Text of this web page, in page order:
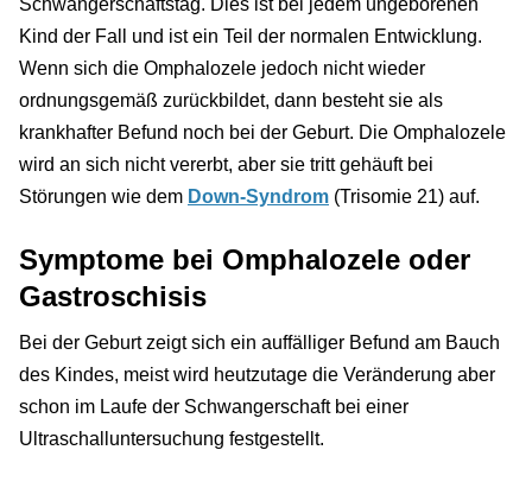
Schwangerschaftstag. Dies ist bei jedem ungeborenen
Kind der Fall und ist ein Teil der normalen Entwicklung.
Wenn sich die Omphalozele jedoch nicht wieder
ordnungsgemäß zurückbildet, dann besteht sie als
krankhafter Befund noch bei der Geburt. Die Omphalozele
wird an sich nicht vererbt, aber sie tritt gehäuft bei
Störungen wie dem Down-Syndrom (Trisomie 21) auf.
Symptome bei Omphalozele oder
Gastroschisis
Bei der Geburt zeigt sich ein auffälliger Befund am Bauch
des Kindes, meist wird heutzutage die Veränderung aber
schon im Laufe der Schwangerschaft bei einer
Ultraschalluntersuchung festgestellt.